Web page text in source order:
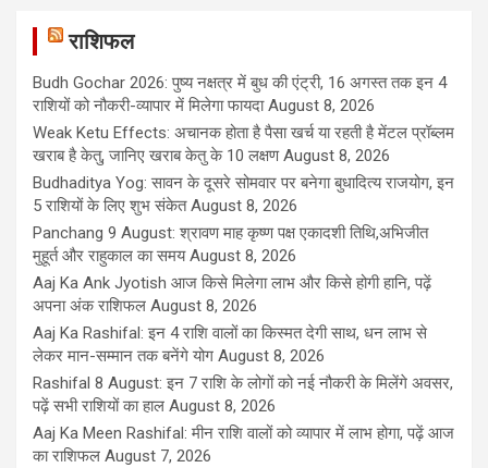
राशिफल
Budh Gochar 2026: पुष्य नक्षत्र में बुध की एंट्री, 16 अगस्त तक इन 4
राशियों को नौकरी-व्यापार में मिलेगा फायदा August 8, 2026
Weak Ketu Effects: अचानक होता है पैसा खर्च या रहती है मेंटल प्रॉब्लम
खराब है केतु, जानिए खराब केतु के 10 लक्षण August 8, 2026
Budhaditya Yog: सावन के दूसरे सोमवार पर बनेगा बुधादित्य राजयोग, इन
5 राशियों के लिए शुभ संकेत August 8, 2026
Panchang 9 August: श्रावण माह कृष्ण पक्ष एकादशी तिथि,अभिजीत
मुहूर्त और राहुकाल का समय August 8, 2026
Aaj Ka Ank Jyotish आज किसे मिलेगा लाभ और किसे होगी हानि, पढ़ें
अपना अंक राशिफल August 8, 2026
Aaj Ka Rashifal: इन 4 राशि वालों का किस्मत देगी साथ, धन लाभ से
लेकर मान-सम्मान तक बनेंगे योग August 8, 2026
Rashifal 8 August: इन 7 राशि के लोगों को नई नौकरी के मिलेंगे अवसर,
पढ़ें सभी राशियों का हाल August 8, 2026
Aaj Ka Meen Rashifal: मीन राशि वालों को व्यापार में लाभ होगा, पढ़ें आज
का राशिफल August 7, 2026